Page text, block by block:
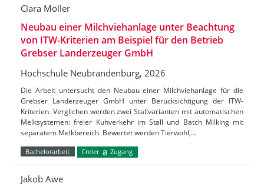
Clara Möller
Neubau einer Milchviehanlage unter Beachtung
von ITW-Kriterien am Beispiel für den Betrieb
Grebser Landerzeuger GmbH
Hochschule Neubrandenburg, 2026
Die Arbeit untersucht den Neubau einer Milchviehanlage für die
Grebser Landerzeuger GmbH unter Berücksichtigung der ITW-
Kriterien. Verglichen werden zwei Stallvarianten mit automatischen
Melksystemen: freier Kuhverkehr im Stall und Batch Milking mit
separatem Melkbereich. Bewertet werden Tierwohl,…
Bachelorarbeit Freier Zugang
Jakob Awe